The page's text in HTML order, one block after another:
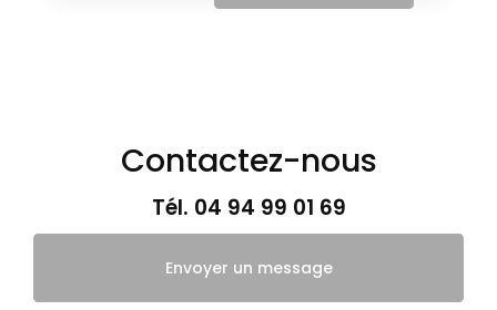
Contactez-nous
Tél. 04 94 99 01 69
Envoyer un message